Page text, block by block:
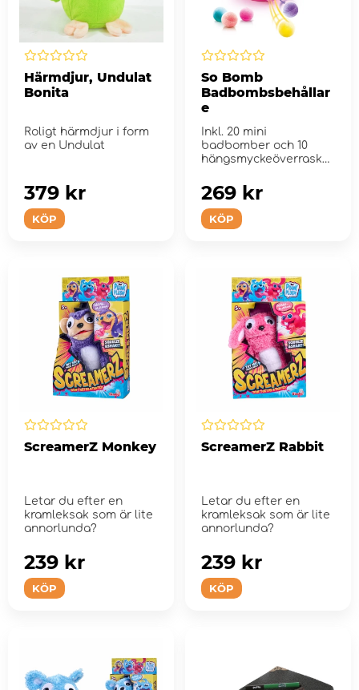
Härmdjur, Undulat
Bonita
Roligt härmdjur i form
av en Undulat
KÖP
379 kr
So Bomb
Badbombsbehållar
e
Inkl. 20 mini
badbomber och 10
hängsmyckeöverraskni
KÖP
269 kr
ScreamerZ Monkey
Letar du efter en
kramleksak som är lite
annorlunda?
KÖP
239 kr
ScreamerZ Rabbit
Letar du efter en
kramleksak som är lite
annorlunda?
KÖP
239 kr